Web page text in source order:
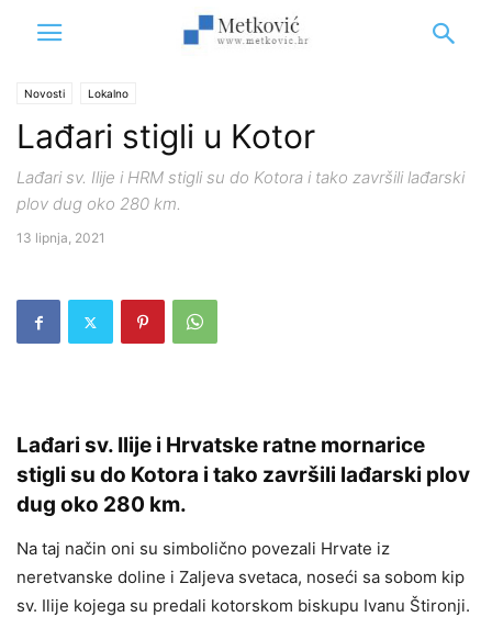
Novosti Lokalno
Lađari stigli u Kotor
Lađari sv. Ilije i HRM stigli su do Kotora i tako završili lađarski
plov dug oko 280 km.
13 lipnja, 2021
Lađari sv. Ilije i Hrvatske ratne mornarice
stigli su do Kotora i tako završili lađarski plov
dug oko 280 km.
Na taj način oni su simbolično povezali Hrvate iz
neretvanske doline i Zaljeva svetaca, noseći sa sobom kip
sv. Ilije kojega su predali kotorskom biskupu Ivanu Štironji.